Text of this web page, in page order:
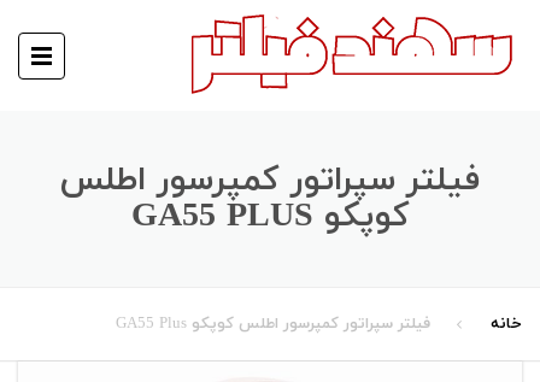
فیلتر سپراتور کمپرسور اطلس
کوپکو GA55 PLUS
خانه فیلتر سپراتور کمپرسور اطلس کوپکو GA55 Plus